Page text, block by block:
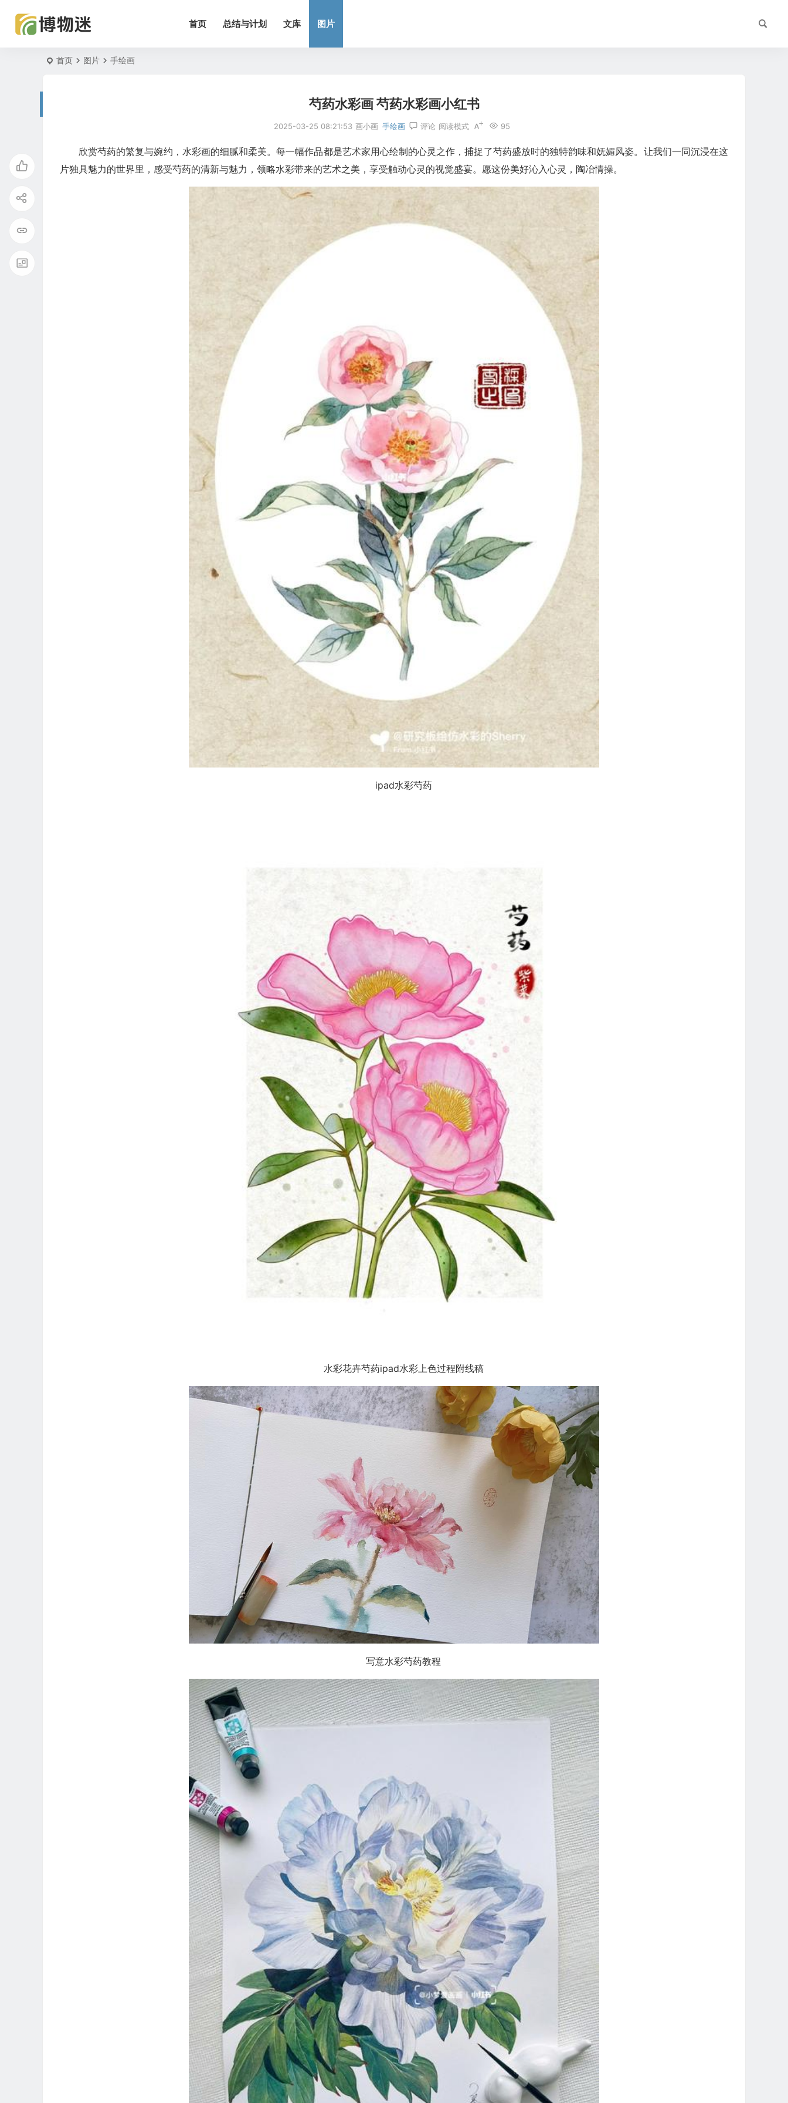
首页 总结与计划 文库 图片
首页 图片 手绘画
芍药水彩画 芍药水彩画小红书
2025-03-25 08:21:53 画小画 手绘画 评论 95
阅读模式
欣赏芍药的繁复与婉约，水彩画的细腻和柔美。每一幅作品都是艺术家用心绘制的心灵之作，捕捉了芍药盛放时的独特韵味和妩媚风姿。让我们一同沉浸在这
片独具魅力的世界里，感受芍药的清新与魅力，领略水彩带来的艺术之美，享受触动心灵的视觉盛宴。愿这份美好沁入心灵，陶冶情操。
ipad水彩芍药
水彩花卉芍药ipad水彩上色过程附线稿
写意水彩芍药教程